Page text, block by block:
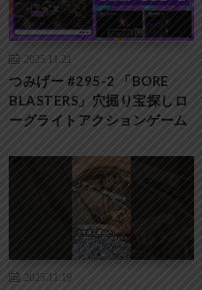
2025.11.21
つみげー #295-2 「BORE
BLASTERS」穴掘り宝探しロ
ーグライトアクションゲーム
2025.11.19